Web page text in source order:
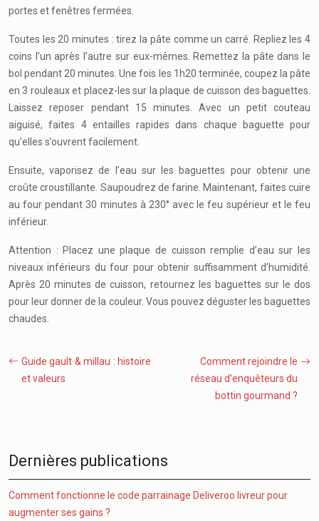
portes et fenêtres fermées.
Toutes les 20 minutes : tirez la pâte comme un carré. Repliez les 4
coins l’un après l’autre sur eux-mêmes. Remettez la pâte dans le
bol pendant 20 minutes. Une fois les 1h20 terminée, coupez la pâte
en 3 rouleaux et placez-les sur la plaque de cuisson des baguettes.
Laissez reposer pendant 15 minutes. Avec un petit couteau
aiguisé, faites 4 entailles rapides dans chaque baguette pour
qu’elles s’ouvrent facilement.
Ensuite, vaporisez de l’eau sur les baguettes pour obtenir une
croûte croustillante. Saupoudrez de farine. Maintenant, faites cuire
au four pendant 30 minutes à 230° avec le feu supérieur et le feu
inférieur.
Attention : Placez une plaque de cuisson remplie d’eau sur les
niveaux inférieurs du four pour obtenir suffisamment d’humidité.
Après 20 minutes de cuisson, retournez les baguettes sur le dos
pour leur donner de la couleur. Vous pouvez déguster les baguettes
chaudes.
Guide gault & millau : histoire
et valeurs
Comment rejoindre le
réseau d’enquêteurs du
bottin gourmand ?
Dernières publications
Comment fonctionne le code parrainage Deliveroo livreur pour
augmenter ses gains ?